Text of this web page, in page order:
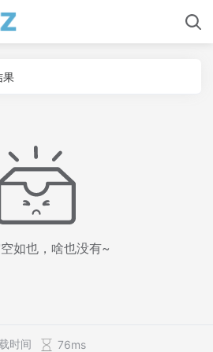
果
如也，啥也没有~
时间
76ms